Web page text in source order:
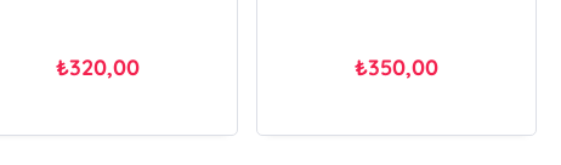
₺320,00 ₺350,00